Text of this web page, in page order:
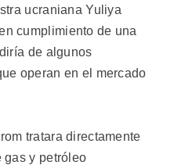
ucraniana Yuliya
cumplimiento de una
de algunos
operan en el mercado
tratara directamente
gas y petróleo